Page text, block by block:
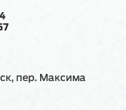
пер. Максима